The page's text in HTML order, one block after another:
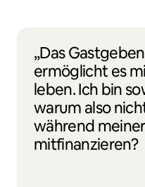
„Das
ermöglicht es
leben. Ich bin
warum also
während
mitfinanzieren?